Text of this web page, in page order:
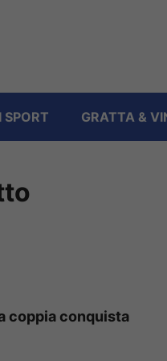
SPORT GRATTA &
coppia conquista